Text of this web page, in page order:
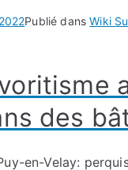
Publié dansWiki
des